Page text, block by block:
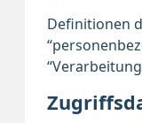
Definitionen